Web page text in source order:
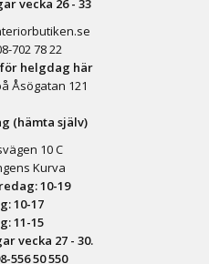
vecka 26 - 33
702 78 22
helgdag här
Åsögatan 121
(hämta själv)
10 C
Kurva
10-19
10-17
11-15
vecka 27 - 30.
556 50 550